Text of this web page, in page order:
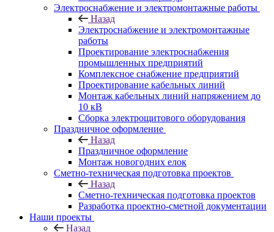
Электроснабжение и электромонтажные работы
Назад
Электроснабжение и электромонтажные
работы
Проектирование электроснабжения
промышленных предприятий
Комплексное снабжение предприятий
Проектирование кабельных линий
Монтаж кабельных линий напряжением до
10 кВ
Сборка электрощитового оборудования
Праздничное оформление
Назад
Праздничное оформление
Монтаж новогодних елок
Сметно-техническая подготовка проектов
Назад
Сметно-техническая подготовка проектов
Разработка проектно-сметной документации
Наши проекты
Назад